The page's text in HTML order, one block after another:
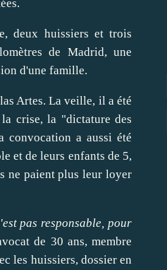
, deux huissiers et trois
de Madrid, une
d'une famille.
Artes. La veille, il a été
crise, la "dictature des
convocation a aussi été
et de leurs enfants de 5,
ne paient plus leur loyer
pas responsable, pour
de 30 ans, membre
les huissiers, dossier en